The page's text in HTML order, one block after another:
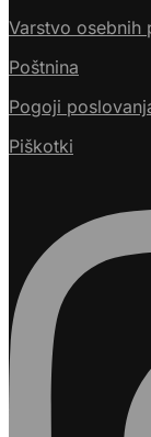
Varstvo osebnih
Poštnina
Pogoji
Piškotki